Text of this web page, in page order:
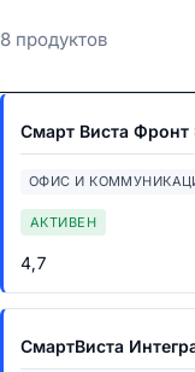
8 продуктов
Смарт Виста Фронт
ОФИС И
АКТИВЕН
4,7
СмартВиста